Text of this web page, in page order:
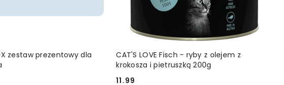
zestaw prezentowy dla
DO KOSZYKA
CAT'S LOVE Fisch - ryby z olejem z
krokosza i pietruszką 200g
11.99
DODAJ DO KOSZYKA